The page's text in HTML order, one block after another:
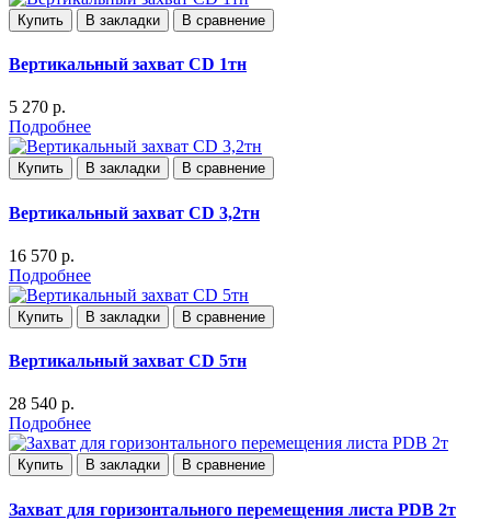
Купить В закладки В сравнение
Вертикальный захват CD 1тн
5 270 р.
Подробнее
Купить В закладки В сравнение
Вертикальный захват CD 3,2тн
16 570 р.
Подробнее
Купить В закладки В сравнение
Вертикальный захват CD 5тн
28 540 р.
Подробнее
Купить В закладки В сравнение
Захват для горизонтального перемещения листа PDB 2т